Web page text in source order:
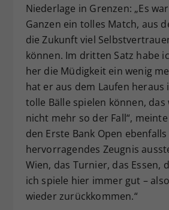
Niederlage in Grenzen: „Es
Ganzen ein tolles Match, aus
die Zukunft viel
können. Im dritten Satz habe
her die Müdigkeit ein wenig
hat er aus dem Laufen heraus
tolle Bälle spielen können,
nicht mehr so der Fall“,
den Erste Bank Open ebenfalls
hervorragendes Zeugnis
Wien, das Turnier, das Essen,
ich spiele hier immer gut –
wieder zurückkommen.“